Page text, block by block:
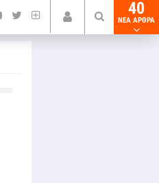
40
NEA ΑΡΘΡΑ